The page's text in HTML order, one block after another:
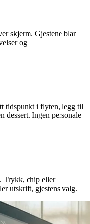
skjerm. Gjestene blar
og
tidspunkt i flyten, legg til
dessert. Ingen personale
Trykk, chip eller
utskrift, gjestens valg.